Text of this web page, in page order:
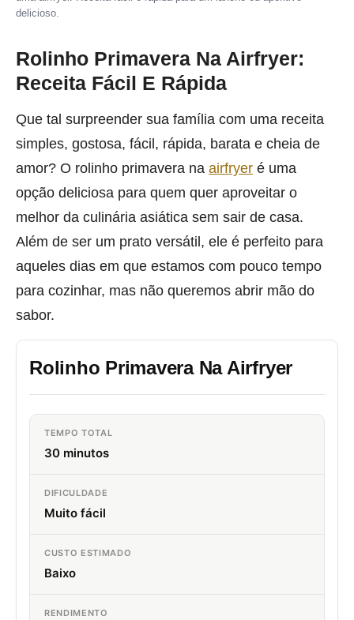
delicioso.
Rolinho Primavera Na Airfryer:
Receita Fácil E Rápida
Que tal surpreender sua família com uma receita
simples, gostosa, fácil, rápida, barata e cheia de
amor? O rolinho primavera na airfryer é uma
opção deliciosa para quem quer aproveitar o
melhor da culinária asiática sem sair de casa.
Além de ser um prato versátil, ele é perfeito para
aqueles dias em que estamos com pouco tempo
para cozinhar, mas não queremos abrir mão do
sabor.
Rolinho Primavera Na Airfryer
TEMPO TOTAL
30 minutos
DIFICULDADE
Muito fácil
CUSTO ESTIMADO
Baixo
RENDIMENTO